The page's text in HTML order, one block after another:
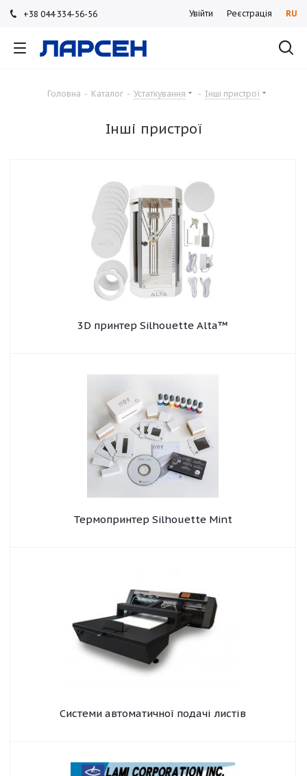
+38 044 334-56-56
+38 044 334-56-56
Увійти Реєстрація RU
Головна - Каталог - Устаткування - Інші пристрої
Інші пристрої
3D принтер Silhouette Alta™
Термопринтер Silhouette Mint
Системи автоматичної подачі листів